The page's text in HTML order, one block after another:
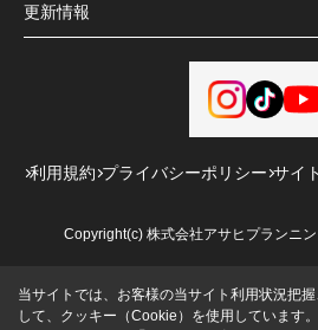
更新情報
利用規約 プライバシーポリシー サイ
Copyright(c) 株式会社アサヒプランニ
当サイトでは、お客様の当サイト利用状況把
して、クッキー（Cookie）を使用しています。